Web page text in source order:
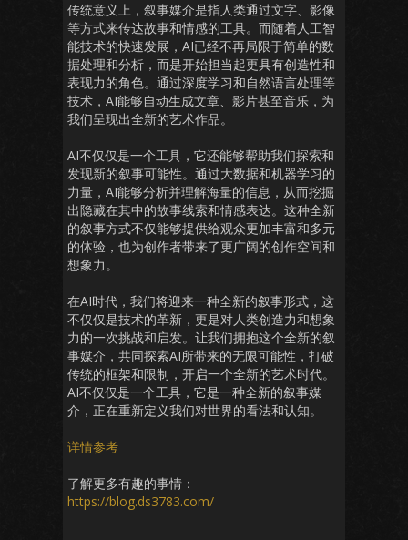
传统意义上，叙事媒介是指人类通过文字、影像
等方式来传达故事和情感的工具。而随着人工智
能技术的快速发展，AI已经不再局限于简单的数
据处理和分析，而是开始担当起更具有创造性和
表现力的角色。通过深度学习和自然语言处理等
技术，AI能够自动生成文章、影片甚至音乐，为
我们呈现出全新的艺术作品。
AI不仅仅是一个工具，它还能够帮助我们探索和
发现新的叙事可能性。通过大数据和机器学习的
力量，AI能够分析并理解海量的信息，从而挖掘
出隐藏在其中的故事线索和情感表达。这种全新
的叙事方式不仅能够提供给观众更加丰富和多元
的体验，也为创作者带来了更广阔的创作空间和
想象力。
在AI时代，我们将迎来一种全新的叙事形式，这
不仅仅是技术的革新，更是对人类创造力和想象
力的一次挑战和启发。让我们拥抱这个全新的叙
事媒介，共同探索AI所带来的无限可能性，打破
传统的框架和限制，开启一个全新的艺术时代。
AI不仅仅是一个工具，它是一种全新的叙事媒
介，正在重新定义我们对世界的看法和认知。
详情参考
了解更多有趣的事情：
https://blog.ds3783.com/